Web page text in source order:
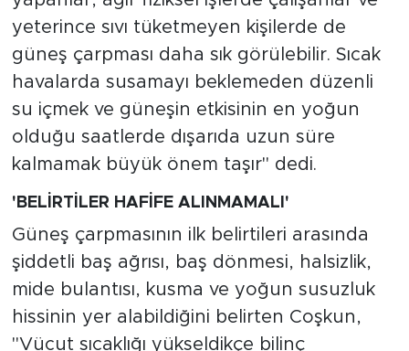
yeterince sıvı tüketmeyen kişilerde de
güneş çarpması daha sık görülebilir. Sıcak
havalarda susamayı beklemeden düzenli
su içmek ve güneşin etkisinin en yoğun
olduğu saatlerde dışarıda uzun süre
kalmamak büyük önem taşır" dedi.
'BELİRTİLER HAFİFE ALINMAMALI'
Güneş çarpmasının ilk belirtileri arasında
şiddetli baş ağrısı, baş dönmesi, halsizlik,
mide bulantısı, kusma ve yoğun susuzluk
hissinin yer alabildiğini belirten Coşkun,
"Vücut sıcaklığı yükseldikçe bilinç